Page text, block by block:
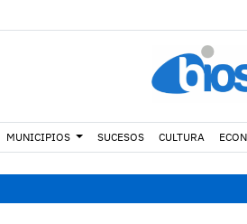
MUNICIPIOS SUCESOS CULTURA